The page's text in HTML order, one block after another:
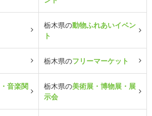
栃木県の動物ふれあいイベン
ト
栃木県のフリーマーケット
音楽関
栃木県の美術展・博物展・展
示会